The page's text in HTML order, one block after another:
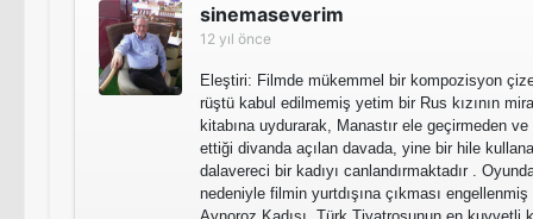
sinemaseverim
12 yıl önce
Eleştiri: Filmde mükemmel bir kompozisyon
rüştü kabul edilmemiş yetim bir Rus kızının
kitabına uydurarak, Manastır ele geçirmeden
ettiği divanda açılan davada, yine bir hile
dalavereci bir kadıyı canlandırmaktadır .
nedeniyle filmin yurtdışına çıkması